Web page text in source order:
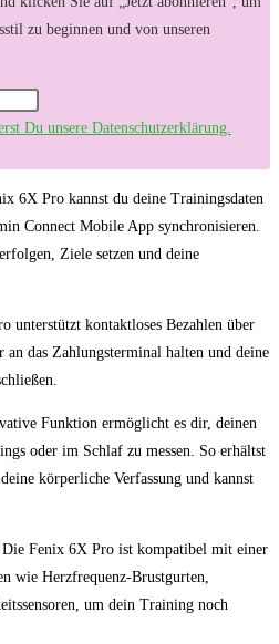
zu beginnen und von unseren
Du unsere Datenschutzerklärung.
‌6X ​Pro​ kannst du deine Trainingsdaten
Connect Mobile App synchronisieren.
Ziele setzen und deine
unterstützt kontaktloses Bezahlen über
das Zahlungsterminal⁢ halten und ⁣deine
Funktion ermöglicht es⁤ dir, deinen
oder im Schlaf zu messen. So erhältst
körperliche Verfassung und kannst
Fenix⁤ 6X Pro ist kompatibel mit einer
wie Herzfrequenz-Brustgurten,
um dein Training ‍noch